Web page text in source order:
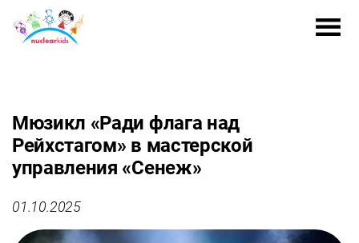
Мюзикл «Ради флага над
Рейхстагом» в мастерской
управления «Сенеж»
01.10.2025